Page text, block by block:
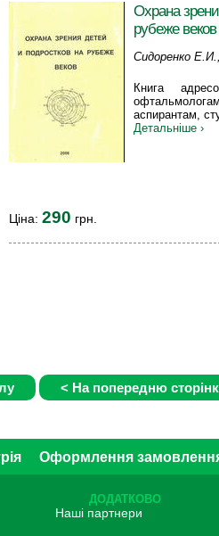
Охрана
рубеже веков
Сидоренко
Книга
аспирантам,
Детальніше ›
Ціна:290 грн.
Оформлення
ДОДАТКОВО
Наші партнери